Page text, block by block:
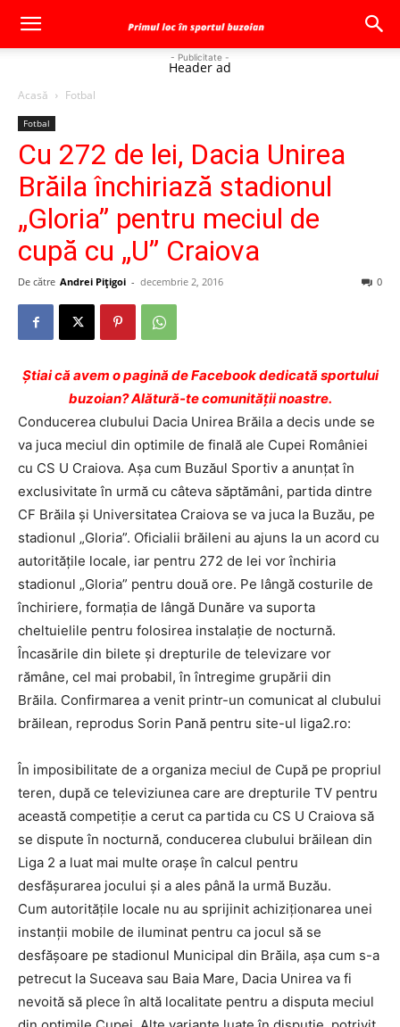
- Publicitate -
Header ad
Acasă Fotbal
Fotbal
Cu 272 de lei, Dacia Unirea
Brăila închiriază stadionul
„Gloria” pentru meciul de
cupă cu „U” Craiova
De către Andrei Pițigoi - decembrie 2, 2016 0
Ştiai că avem o pagină de Facebook dedicată sportului
buzoian? Alătură-te comunității noastre.
Conducerea clubului Dacia Unirea Brăila a decis unde se
va juca meciul din optimile de finală ale Cupei României
cu CS U Craiova. Aşa cum Buzăul Sportiv a anunţat în
exclusivitate în urmă cu câteva săptămâni, partida dintre
CF Brăila şi Universitatea Craiova se va juca la Buzău, pe
stadionul „Gloria”. Oficialii brăileni au ajuns la un acord cu
autorităţile locale, iar pentru 272 de lei vor închiria
stadionul „Gloria” pentru două ore. Pe lângă costurile de
închiriere, formaţia de lângă Dunăre va suporta
cheltuielile pentru folosirea instalaţie de nocturnă.
Încasările din bilete şi drepturile de televizare vor
rămâne, cel mai probabil, în întregime grupării din
Brăila. Confirmarea a venit printr-un comunicat al clubului
brăilean, reprodus Sorin Pană pentru site-ul liga2.ro:
În imposibilitate de a organiza meciul de Cupă pe propriul
teren, după ce televiziunea care are drepturile TV pentru
această competiţie a cerut ca partida cu CS U Craiova să
se dispute în nocturnă, conducerea clubului brăilean din
Liga 2 a luat mai multe oraşe în calcul pentru
desfăşurarea jocului şi a ales până la urmă Buzău.
Cum autorităţile locale nu au sprijinit achiziţionarea unei
instanţii mobile de iluminat pentru ca jocul să se
desfăşoare pe stadionul Municipal din Brăila, aşa cum s-a
petrecut la Suceava sau Baia Mare, Dacia Unirea va fi
nevoită să plece în altă localitate pentru a disputa meciul